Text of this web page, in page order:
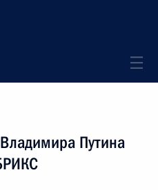
Путина